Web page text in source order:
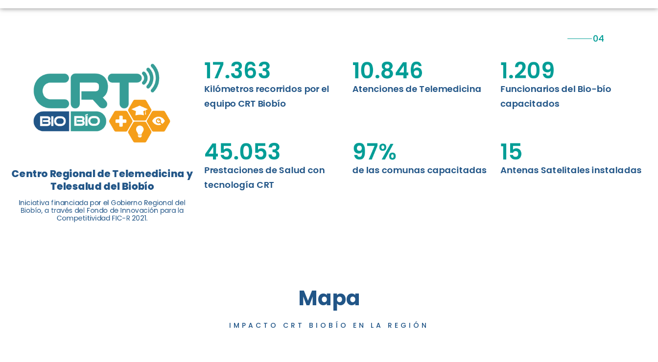
ABORDAJE CLÍNICO EN
I+D+I+E
MDPA
Telesalud del Biobío, a través de la Universidad de Concepción...
Leer más
Centro Regional de Telemedicina y
Telesalud del Biobío
Iniciativa financiada por el Gobierno Regional del
Biobío, a través del Fondo de Innovación para la
Competitividad FIC-R 2021.
Kilómetros recorridos por el
equipo CRT Biobío
17.363
Atenciones de Telemedicina
10.846
Funcionarios del Bio-bío
capacitados
1.209
Prestaciones de Salud con
tecnología CRT
45.053
de las comunas capacitadas
97%
Antenas Satelitales instaladas
15
Mapa
IMPACTO CRT BIOBÍO EN LA REGIÓN